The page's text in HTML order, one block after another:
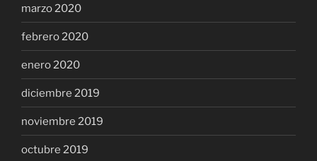
marzo 2020
febrero 2020
enero 2020
diciembre 2019
noviembre 2019
octubre 2019